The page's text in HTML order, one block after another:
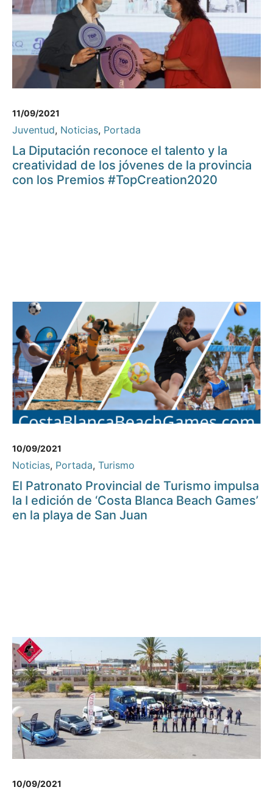
11/09/2021
Juventud, Noticias, Portada
La Diputación reconoce el talento y la
creatividad de los jóvenes de la provincia
con los Premios #TopCreation2020
10/09/2021
Noticias, Portada, Turismo
El Patronato Provincial de Turismo impulsa
la I edición de ‘Costa Blanca Beach Games’
en la playa de San Juan
10/09/2021